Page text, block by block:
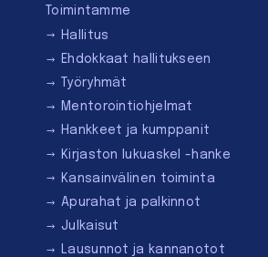
Toimintamme
Hallitus
Ehdokkaat hallitukseen
Työryhmät
Mentorointi­ohjelmat
Hankkeet ja kumppanit
Kirjaston lukuaskel -hanke
Kansainvälinen toiminta
Apurahat ja palkinnot
Julkaisut
Lausunnot ja kannanotot